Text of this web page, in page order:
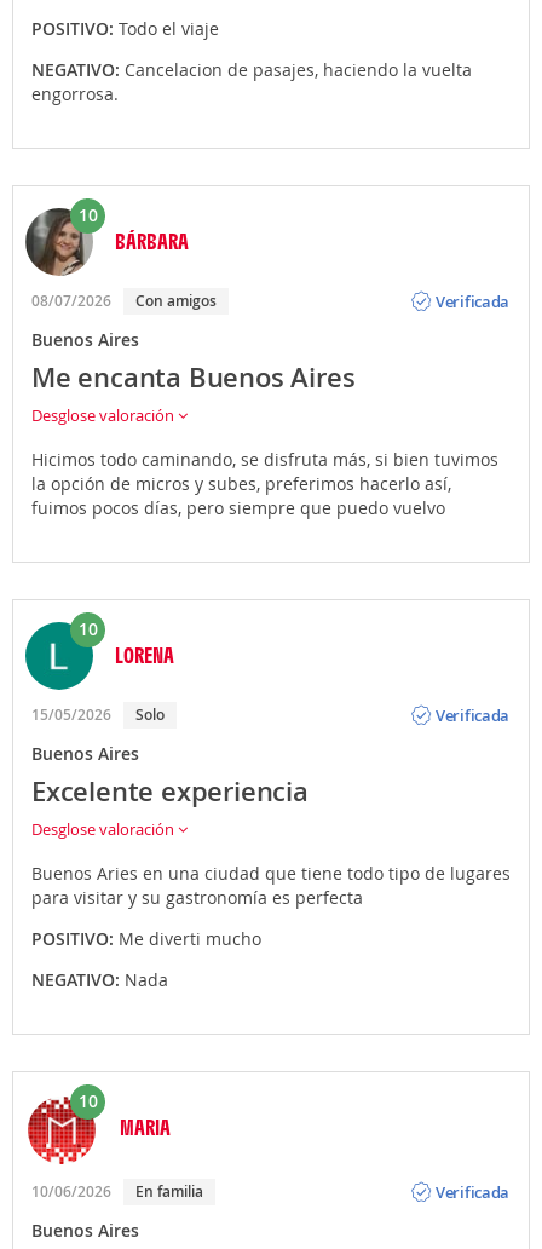
POSITIVO: Todo el viaje
NEGATIVO: Cancelacion de pasajes, haciendo la vuelta
engorrosa.
10
BÁRBARA
08/07/2026 Con amigos
Verificada
Buenos Aires
Me encanta Buenos Aires
Desglose valoración
Hicimos todo caminando, se disfruta más, si bien tuvimos
la opción de micros y subes, preferimos hacerlo así,
fuimos pocos días, pero siempre que puedo vuelvo
10
LORENA
15/05/2026 Solo
Verificada
Buenos Aires
Excelente experiencia
Desglose valoración
Buenos Aries en una ciudad que tiene todo tipo de lugares
para visitar y su gastronomía es perfecta
POSITIVO: Me diverti mucho
NEGATIVO: Nada
10
MARIA
10/06/2026 En familia
Verificada
Buenos Aires